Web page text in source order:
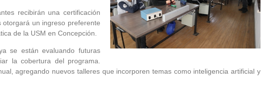
recibirán una certificación
un ingreso preferente
de la USM en Concepción.
se están evaluando futuras
la cobertura del programa.
agregando nuevos talleres que incorporen temas como inteligencia artificial y